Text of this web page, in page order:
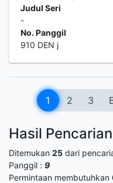
Judul Seri
-
No. Panggil
910 DEN j
1 2 3
Hasil Pencarian
Ditemukan 25 dari
Panggil : 9
Permintaan membutuhkan